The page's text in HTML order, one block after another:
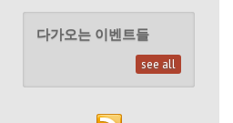
다가오는 이벤트들
see all